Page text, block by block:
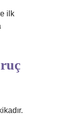
ilk